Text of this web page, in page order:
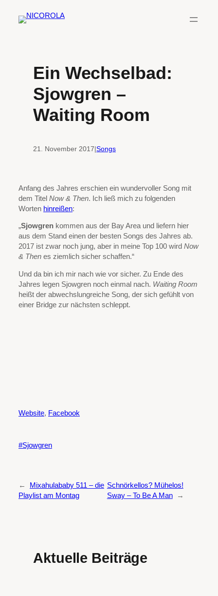
Inhalt
Ein Wechselbad:
Sjowgren –
Waiting Room
21. November 2017|Songs
Anfang des Jahres erschien ein wundervoller Song mit
dem Titel Now & Then. Ich ließ mich zu folgenden
Worten hinreißen:
„Sjowgren kommen aus der Bay Area und liefern hier
aus dem Stand einen der besten Songs des Jahres ab.
2017 ist zwar noch jung, aber in meine Top 100 wird Now
& Then es ziemlich sicher schaffen.“
Und da bin ich mir nach wie vor sicher. Zu Ende des
Jahres legen Sjowgren noch einmal nach. Waiting Room
heißt der abwechslungreiche Song, der sich gefühlt von
einer Bridge zur nächsten schleppt.
Website, Facebook
Sjowgren
←
Mixahulababy 511 – die
Playlist am Montag
Schnörkellos? Mühelos!
Sway – To Be A Man
→
Aktuelle Beiträge